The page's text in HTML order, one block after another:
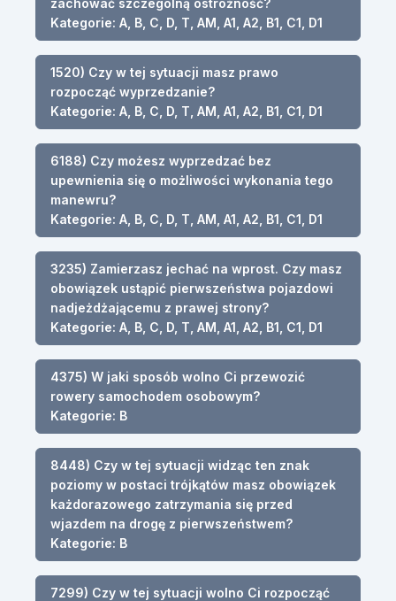
Kategorie: A, B, C, D, T, AM, A1, A2, B1, C1, D1
1520) Czy w tej sytuacji masz prawo
rozpocząć wyprzedzanie?
Kategorie: A, B, C, D, T, AM, A1, A2, B1, C1, D1
6188) Czy możesz wyprzedzać bez
upewnienia się o możliwości wykonania tego
manewru?
Kategorie: A, B, C, D, T, AM, A1, A2, B1, C1, D1
3235) Zamierzasz jechać na wprost. Czy masz
obowiązek ustąpić pierwszeństwa pojazdowi
nadjeżdżającemu z prawej strony?
Kategorie: A, B, C, D, T, AM, A1, A2, B1, C1, D1
4375) W jaki sposób wolno Ci przewozić
rowery samochodem osobowym?
Kategorie: B
8448) Czy w tej sytuacji widząc ten znak
poziomy w postaci trójkątów masz obowiązek
każdorazowego zatrzymania się przed
wjazdem na drogę z pierwszeństwem?
Kategorie: B
7299) Czy w tej sytuacji wolno Ci rozpocząć